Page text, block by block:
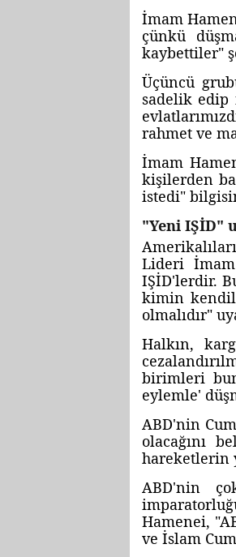
İmam
çünkü
kaybettiler"
Üçüncü
sadelik edip
rahmet ve
İmam
kişilerden
istedi"
"Yeni IŞİD"
Lideri
IŞİD'lerdir.
kimin
olmalıdır"
Halkın,
birimleri
eylemle'
ABD'nin
olacağını
hareketlerin
ABD'nin
Hamenei,
ve İslam